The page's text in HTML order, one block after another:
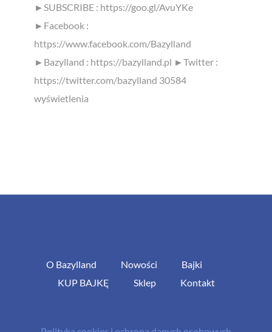
►SUBSCRIBE : https://goo.gl/AvuYKe
►Facebook :
https://www.facebook.com/Bazylland
►Bazylland : https://bazylland.pl ►Twitter :
https://twitter.com/bazylland 30584
wyświetlenia
O Bazylland Nowości
Bajki
KUP BAJKĘ
Sklep Kontakt